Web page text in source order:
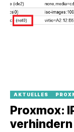
AKTUELLES
Proxmox:
verhindern